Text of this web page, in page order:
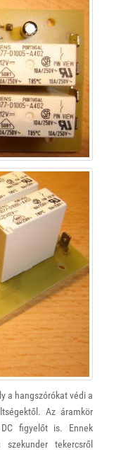
a hangszórókat védi a
Az áramkör
figyelőt is. Ennek
tekercsről